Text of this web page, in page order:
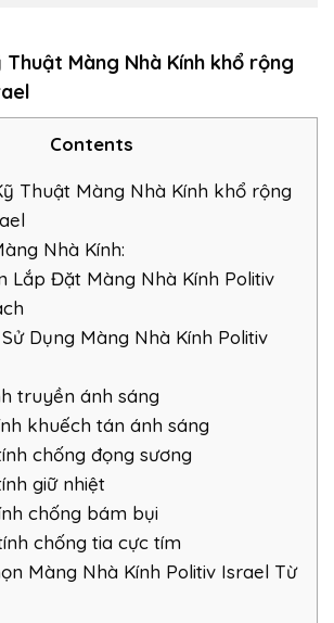
Thuật Màng Nhà Kính khổ rộng
Contents
Thuật Màng Nhà Kính khổ rộng
Nhà Kính:
Lắp Đặt Màng Nhà Kính Politiv
Dụng Màng Nhà Kính Politiv
truyền ánh sáng
khuếch tán ánh sáng
chống đọng sương
giữ nhiệt
chống bám bụi
chống tia cực tím
Màng Nhà Kính Politiv Israel Từ